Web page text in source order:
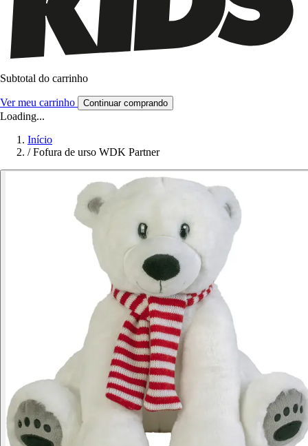
Subtotal do carrinho
Ver meu carrinho Continuar comprando
Loading...
Início
/ Fofura de urso WDK Partner